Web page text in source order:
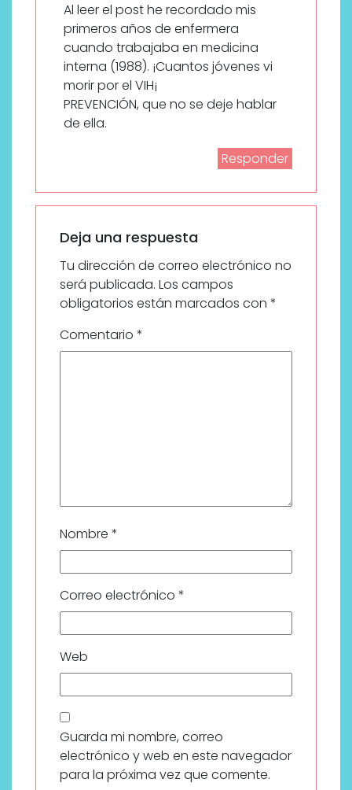
Al leer el post he recordado mis
primeros años de enfermera
cuando trabajaba en medicina
interna (1988). ¡Cuantos jóvenes vi
morir por el VIH¡
PREVENCIÓN, que no se deje hablar
de ella.
Responder
Deja una respuesta
Tu dirección de correo electrónico no
será publicada. Los campos
obligatorios están marcados con *
Comentario *
Nombre *
Correo electrónico *
Web
Guarda mi nombre, correo
electrónico y web en este navegador
para la próxima vez que comente.